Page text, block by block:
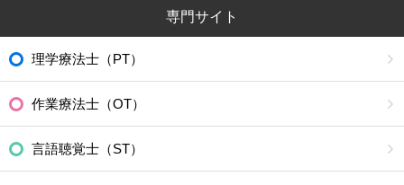
専門サイト
理学療法士（PT）
作業療法士（OT）
言語聴覚士（ST）